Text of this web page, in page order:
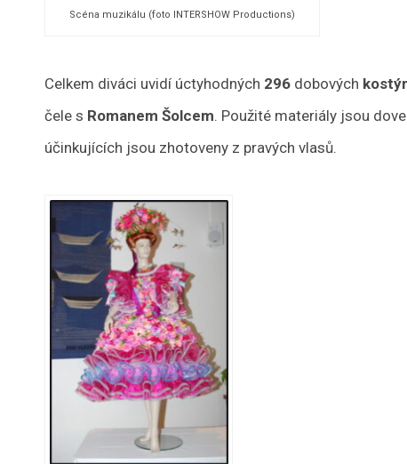
Scéna muzikálu (foto INTERSHOW Productions)
Celkem diváci uvidí úctyhodných 296 dobových
čele s Romanem Šolcem. Použité materiály jsou
účinkujících jsou zhotoveny z pravých vlasů.